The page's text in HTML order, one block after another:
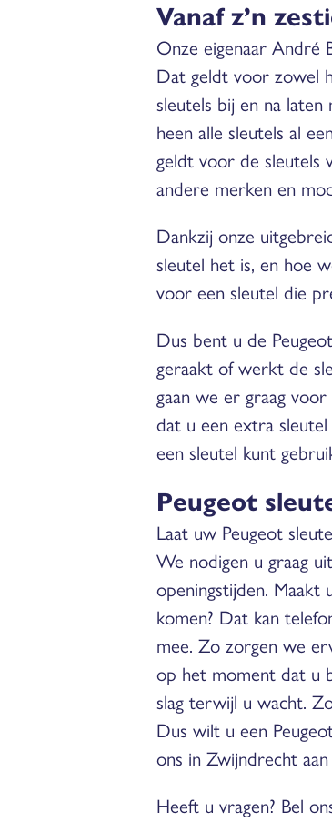
Vanaf z’n
Onze eigenaar André
Dat geldt voor zowel
sleutels bij en na
heen alle sleutels al
geldt voor de sleutels
andere merken en
Dankzij onze
sleutel het is, en hoe
voor een sleutel die
Dus bent u de
geraakt of werkt de
gaan we er graag
dat u een extra
een sleutel kunt
Peugeot
Laat uw Peugeot
We nodigen u graag
openingstijden. Maakt
komen? Dat kan
mee. Zo zorgen we
op het moment dat u
slag terwijl u wacht.
Dus wilt u een
ons in Zwijndrecht
Heeft u vragen? Bel